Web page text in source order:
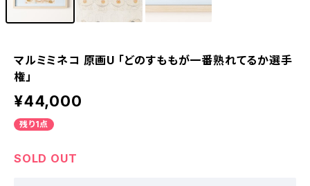
マルミミネコ 原画U 「どのすももが一番熟れてるか選手
権」
¥44,000
残り1点
SOLD OUT